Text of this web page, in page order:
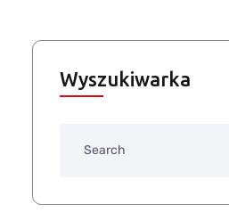
Wyszukiwarka